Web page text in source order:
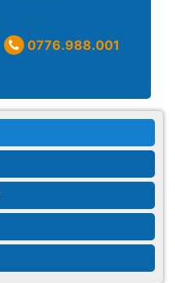
0776.988.001